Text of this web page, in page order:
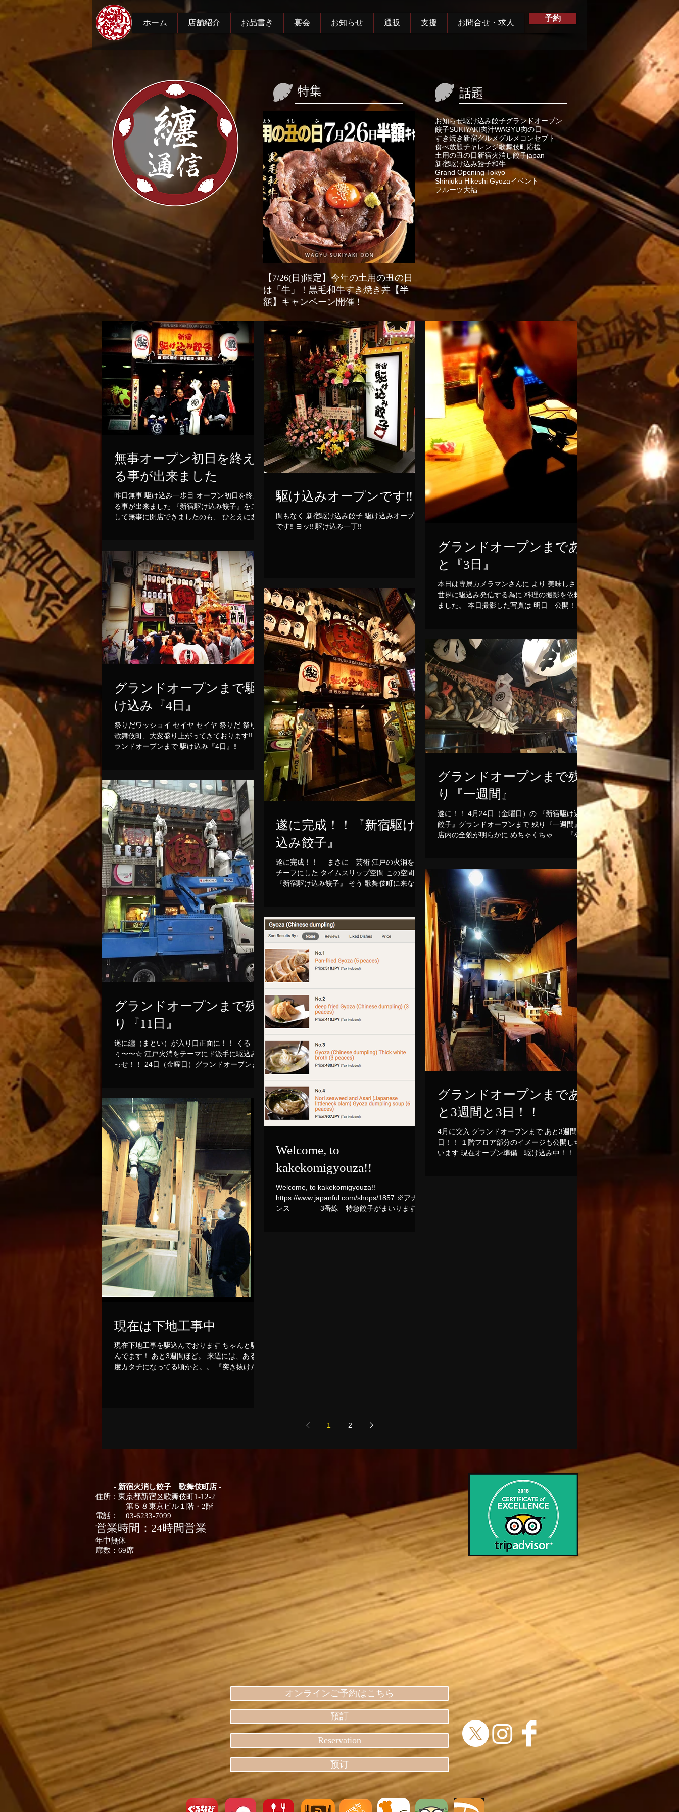
ホーム 店舗紹介 お品書き 宴会 お知らせ 通販 支援 お問合せ・求人
予約
纏
通信
特集
【7/26(日)限定】今年の土用の丑の日
は「牛」！黒毛和牛すき焼き丼【半
額】キャンペーン開催！
今年の「土用の丑の日」はうなぎではなく「牛」でスタ
ミナ満点！新宿火消し餃子では、2026年7月26日（日）
の1日限定で、当店大人気メニュー「黒樺牛（くろはな
ぎゅう）すき焼き丼」の驚愕の半額キャンペーンを開催
いたします。九州の大自然で育った最高級黒毛和牛のと
ろけるようなお肉に、特製の甘辛い割下、さらに栄養価
抜群の濃厚な高級卵「龍のたまご」が絡み合う極上の一
杯。通常1,980円（税抜）のところ、この日だけはなん
と特別価格の990円（税抜）でご提供！1,000円を切る
価格で最高級和牛を堪能できる奇跡のチャンスです。提
灯が灯る江戸情緒あふれる活気ある店内で、お祭り気分
を味わいながら絶品和牛を頬張る非日常体験をお楽しみ
ください。当日は大変な混雑や完売が予想されますの
で、食べログからの事前予約を強くおすすめいたしま
す！
2026年6月1日グランドリニューアル
オープン！
新宿駆け込み餃子は、2026年6月1日より『新宿火消し
餃子（Shinjuku Hikeshi Gyoza）』へと屋号を一新し、
グランドリニューアルオープンいたします！これに伴
い、店舗改装工事のため5月25日（月）〜5月31日
（日）の期間を臨時休業とさせていただきます。新しく
生まれ変わる店舗でも、名物の肉汁溢れるジューシーな
餃子や人気の日本文化体験メニュー（フルーツ大福・抹
茶体験）はさらにパワーアップして継続いたします。多
言語対応および各種キャッシュレス決済も完全推奨し、
国内外の皆様に安心と感動をお届けします！ [Notice]
Shinjuku Kakekomi Gyoza is rebranding as "Shinjuku
Hikeshi Gyoza" on June 1st, 2026! The restaurant will
be temporarily closed for renovations from May 25th to
May 31st. Online reservations remain open 24/7. We s
11周年の感謝を込めて駆
ります❗️
おかげさまで11周年。歌舞伎町の夜を
灯火」として、私たちが信じる世界一の
けてまいります。これまでの歩みと、
込めた大切なお知らせです。
話題
お知らせ駆け込み餃子グランドオープン
餃子SUKIYAKI肉汁WAGYU肉の日
すき焼き 新宿グルメグルメ コンセプト
食べ放題チャレンジ歌舞伎町応援
土用の丑の日新宿火消し餃子japan
新宿駆け込み餃子和牛
Grand Opening Tokyo
Shinjuku Hikeshi Gyozaイベント
フルーツ大福
無事オープン初日を終え
る事が出来ました
昨日無事 駆け込み一歩目 オープン初日を終え
る事が出来ました 『新宿駆け込み餃子』をこう
して無事に開店できましたのも、 ひとえに多く
駆け込みオープンです‼
間もなく 新宿駆け込み餃子 駆け込みオープン
です‼ ヨッ‼ 駆け込み一丁‼
グランドオープンまであ
と『3日』
本日は専属カメラマンさんに より 美味しさを
世界に駆込み発信する為に 料理の撮影を依頼し
ました。 本日撮影した写真は 明日 公開！！
グランドオープンまで駆
け込み『4日』
祭りだワッショイ セイヤ セイヤ 祭りだ 祭りだ
歌舞伎町、大変盛り上がってきております‼ グ
ランドオープンまで 駆け込み『4日』‼️
遂に完成！！『新宿駆け
込み餃子』
遂に完成！！ まさに 芸術 江戸の火消をモ
チーフにした タイムスリップ空間 この空間は
『新宿駆け込み餃子』 そう 歌舞伎町に来ない
グランドオープンまで残
り『一週間』
遂に！！ 4月24日（金曜日）の 『新宿駆け込み
餃子』グランドオープンまで 残り『一週間』
店内の全貌が明らかに めちゃくちゃ 『やっ
グランドオープンまで残
り『11日』
遂に纏（まとい）が入り口正面に！！ くる
ぅ〜〜☆ 江戸火消をテーマにド派手に駆込みま
っせ！！ 24日（金曜日）グランドオープンまで
Welcome, to
kakekomigyouza!!
Welcome, to kakekomigyouza!!
https://www.japanful.com/shops/1857 ※アナウ
ンス 3番線 特急餃子がまいります
グランドオープンまであ
と3週間と3日！！
4月に突入 グランドオープンまで あと3週間と3
日！！ １階フロア部分のイメージも公開しちゃ
います 現在オープン準備 駆け込み中！！
現在は下地工事中
現在下地工事を駆込んでおります ちゃんと駆込
んでます！ あと3週間ほど。 来週には、ある程
度カタチになってる頃かと。。 『突き抜けたデ
1 2
- 新宿火消し餃子 歌舞伎町店 -
住所： 東京都新宿区歌舞伎町1-12-2
第５８東京ビル１階・2階
電話： 03-6233-7099
営業時間：24時間営業
年中無休
席数： ​69席
オンラインご予約はこちら
預訂
Reservation
预订